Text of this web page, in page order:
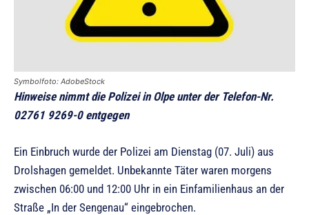
Symbolfoto: AdobeStock
Hinweise nimmt die Polizei in Olpe unter der Telefon-Nr.
02761 9269-0 entgegen
Ein Einbruch wurde der Polizei am Dienstag (07. Juli) aus
Drolshagen gemeldet. Unbekannte Täter waren morgens
zwischen 06:00 und 12:00 Uhr in ein Einfamilienhaus an der
Straße „In der Sengenau“ eingebrochen.